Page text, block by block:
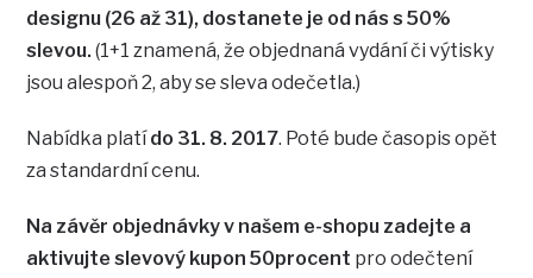
designu (26 až 31), dostanete je od nás s 50%
slevou.(1+1 znamená, že objednaná vydání či výtisky
jsou alespoň 2, aby se sleva odečetla.)
Nabídka platído 31. 8. 2017. Poté bude časopis opět
za standardní cenu.
Na závěr objednávky v našem e-shopu zadejte a
aktivujte slevový kupon 50procent pro odečtení